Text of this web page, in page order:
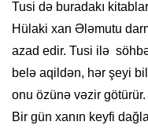
Tusi də buradakı
Hülaki xan Ələmutu
azad edir. Tusi ilə
belə aqildən, hər şeyi
onu özünə vəzir götürür.
Bir gün xanın keyfi